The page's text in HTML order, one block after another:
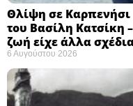
Θλίψη σε Καρπενήσι
του Βασίλη Κατσίκη
ζωή είχε άλλα
6 Αυγούστου 2026